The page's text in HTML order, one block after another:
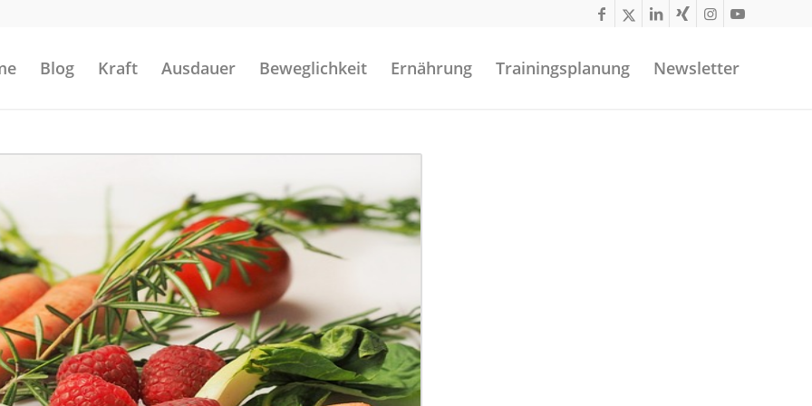
Blog Kraft Ausdauer Beweglichkeit Ernährung Trainingsplanung Newsletter